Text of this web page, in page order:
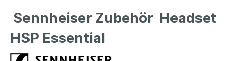
Sennheiser Zubehör Headset
HSP Essential